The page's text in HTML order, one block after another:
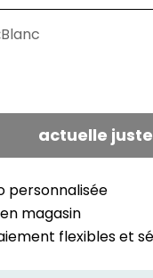
Blanc
pour le tapis
la quantité
actuelle
personnalisée
magasin
flexibles et